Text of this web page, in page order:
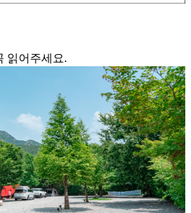
읽어주세요.